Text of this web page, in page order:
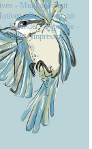
- Midikarten mit
-Postkarten mit
-Kalender-Papeterie -
-Impressum-